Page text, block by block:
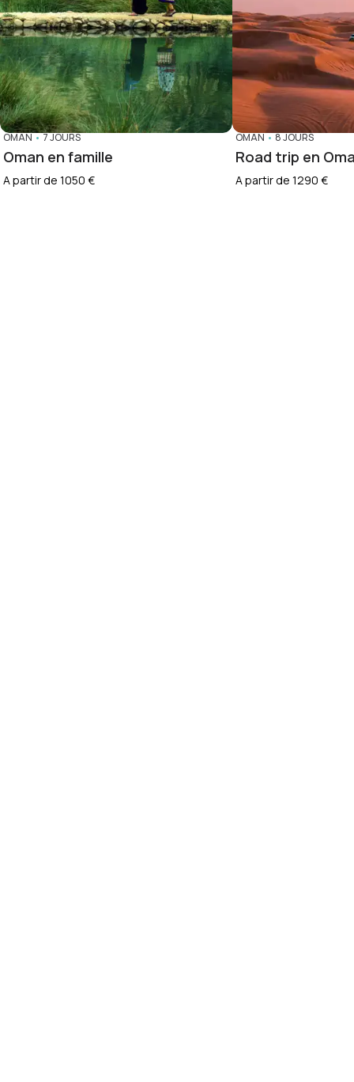
OMAN•7 JOURS
Oman en famille
A partir de 1050 €
OMAN•8 JOURS
Road trip en
A partir de 1290 €